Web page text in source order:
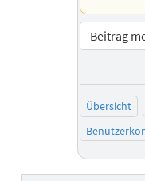
Beitrag
Übersicht